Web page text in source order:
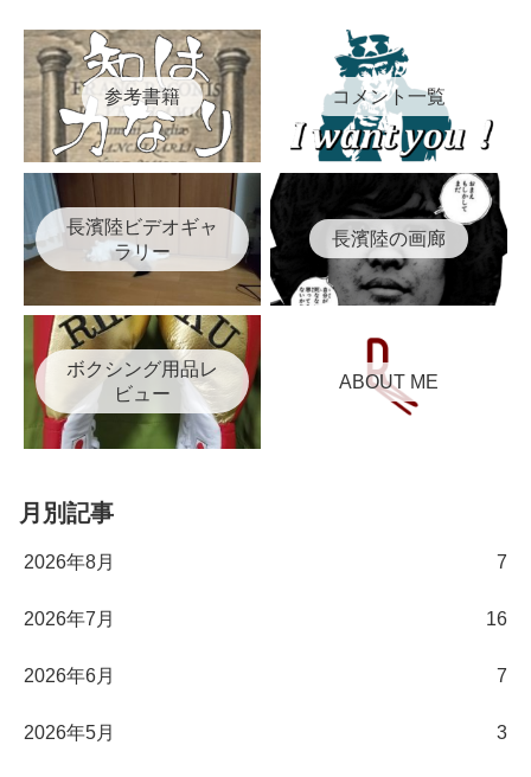
参考書籍 コメント一覧
長濱陸ビデオギャ
ラリー
長濱陸の画廊
ボクシング用品レ
ビュー
ABOUT ME
月別記事
2026年8月 7
2026年7月 16
2026年6月 7
2026年5月 3